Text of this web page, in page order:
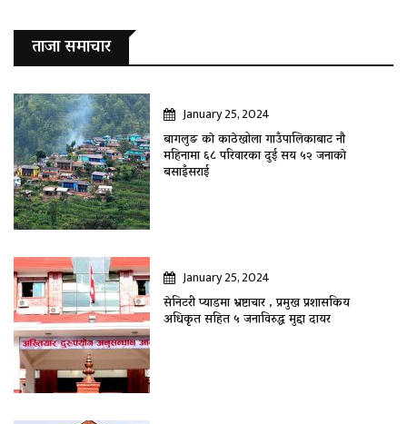
ताजा समाचार
January 25, 2024
बागलुङ काे काठेखोला गाउँपालिकाबाट नौ
महिनामा ६८ परिवारका दुई सय ५२ जनाकाे
बसाइँसराई
January 25, 2024
सेनिटरी प्याडमा भ्रष्टाचार , प्रमुख प्रशासकिय
अधिकृत सहित ५ जनाविरुद्ध मुद्दा दायर